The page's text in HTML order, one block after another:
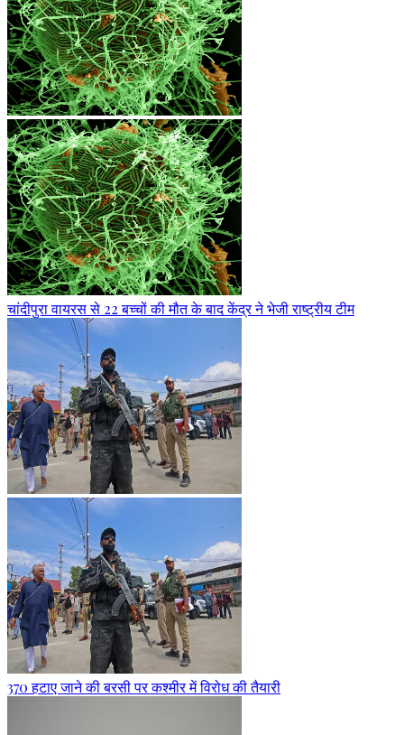
चांदीपुरा वायरस से 22 बच्चों की मौत के बाद केंद्र ने भेजी राष्ट्रीय टीम
370 हटाए जाने की बरसी पर कश्मीर में विरोध की तैयारी